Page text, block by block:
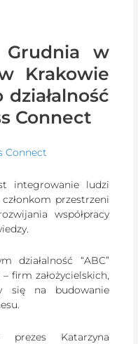
w
Krakowie
Connect
Connect
integrowanie ludzi
przestrzeni
współpracy
działalność “ABC”
firm założycielskich,
się na budowanie
prezes Katarzyna